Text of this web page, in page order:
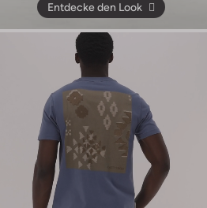
Entdecke den Look